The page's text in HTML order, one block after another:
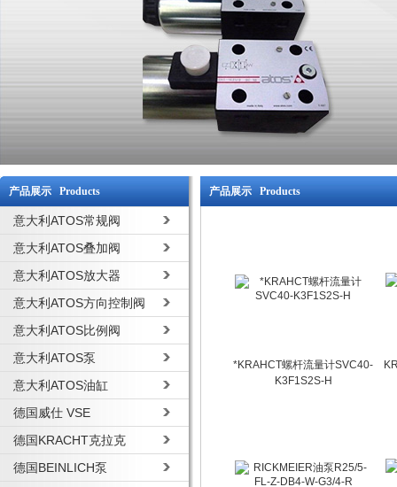
产品展示 Products
意大利ATOS常规阀
意大利ATOS叠加阀
意大利ATOS放大器
意大利ATOS方向控制阀
意大利ATOS比例阀
意大利ATOS泵
意大利ATOS油缸
德国威仕 VSE
德国KRACHT克拉克
德国BEINLICH泵
产品展示 Products
*KRAHCT螺杆流量计SVC40-
K3F1S2S-H